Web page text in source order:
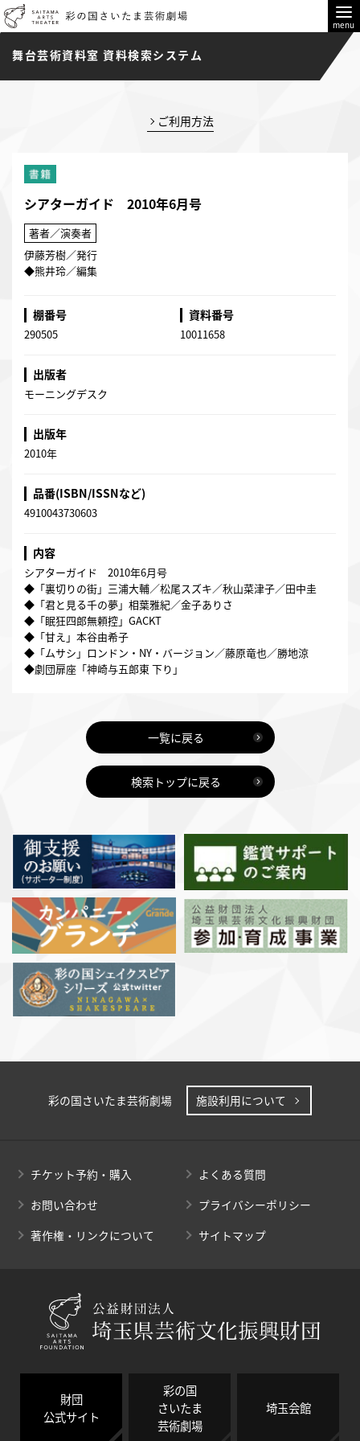
menu
舞台芸術資料室 資料検索システム
ご利用方法
シアターガイド 2010年6月号
著者／演奏者
伊藤芳樹／発行
◆熊井玲／編集
棚番号
290505
資料番号
10011658
出版者
モーニングデスク
出版年
2010年
品番(ISBN/ISSNなど)
4910043730603
内容
シアターガイド 2010年6月号
◆「裏切りの街」三浦大輔／松尾スズキ／秋山菜津子／田中圭
◆「君と見る千の夢」相葉雅紀／金子ありさ
◆「眠狂四郎無頼控」GACKT
◆「甘え」本谷由希子
◆「ムサシ」ロンドン・NY・バージョン／藤原竜也／勝地涼
◆劇団扉座「神崎与五郎東 下り」
一覧に戻る
検索トップに戻る
彩の国さいたま芸術劇場 施設利用について
チケット予約・購入
よくある質問
お問い合わせ
プライバシーポリシー
著作権・リンクについて
サイトマップ
財団
公式サイト
彩の国
さいたま
芸術劇場
埼玉会館